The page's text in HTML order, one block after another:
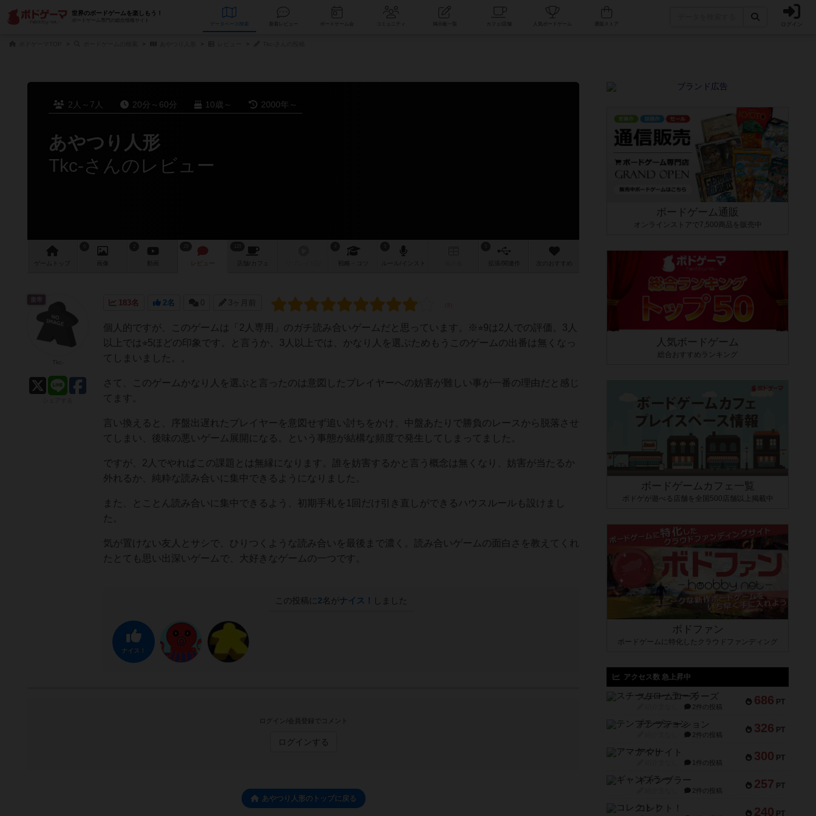
世界のボードゲームを楽しもう！
ボードゲーム専門の総合情報サイト
データベース コミュニティ 人気ボードゲーム ログイン
2人～7人 20分～60分 10歳～ 2000年～
あやつり人形
Tkc-さんのレビュー
ゲーム 画像 レビュー 店舗/ カフェ 戦略 作 次のおすすめ
183名 2名 0 3ヶ月前
個人的ですが、このゲームは「2人専用」のガチ読み合いゲームだと思っています。※⭐︎9は2人での評価。3人
以上では⭐︎5ほどの印象です。と言うか、3人以上では、かなり人を選ぶためもうこのゲームの出番は無くなっ
てしまいました。。
さて、このゲームかなり人を選ぶと言ったのは意図したプレイヤーへの妨害が難しい事が一番の理由だと感じ
てます。
言い換えると、序盤出遅れたプレイヤーを意図せず追い討ちをかけ、中盤あたりで勝負のレースから脱落させ
てしまい、後味の悪いゲーム展開になる。という事態が結構な頻度で発生してしまってました。
ですが、2人でやればこの課題とは無縁になります。誰を妨害するかと言う概念は無くなり、妨害が当たるか
外れるか、純粋な読み合いに集中できるようになりました。
また、とことん読み合いに集中できるよう、初期手札を1回だけ引き直しができるハウスルールも設けまし
た。
気が置けない友人とサシで、ひりつくような読み合いを最後まで濃く。読み合いゲームの面白さを教えてくれ
たとても思い出深いゲームで、大好きなゲームの一つです。
この投稿に 2名がナイス！ しました
ナイス！
皇帝
ログイン/会員登録でコメント
ログインする
あやつり人形のトップに戻る
ボードゲーム通販
オンラインストアで7,500商品を販売中
人気ボードゲーム
総合おすすめランキング
ボードゲームカフェ一覧
ボドゲが遊べる店舗を全国500店舗以上掲載中
ボドファン
ボードゲームに特化したクラウドファンディング
アクセス数 急上昇中
686 PT
スチームローラーズ
2件の投稿
326 PT
テンプテーション
2件の投稿
300 PT
アマナイト
1件の投稿
257 PT
ギャンブラー
2件の投稿
240 PT
コレクト！